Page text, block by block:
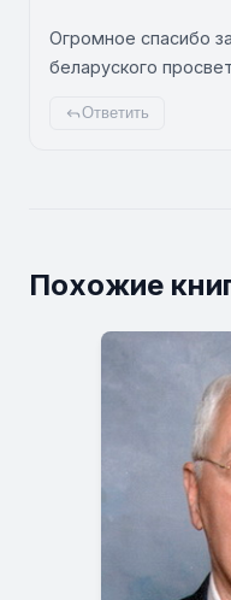
Огромное спасибо
беларуского
Ответить
Похожие